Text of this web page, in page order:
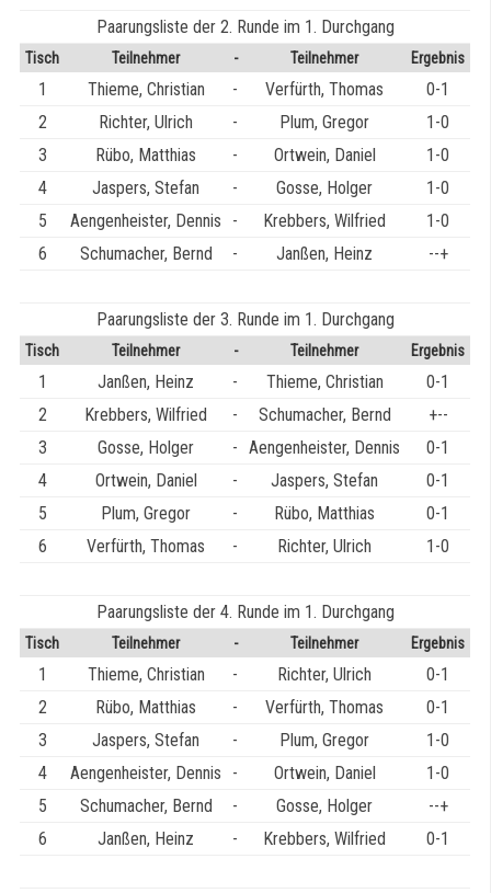
Paarungsliste der 2. Runde im 1. Durchgang
Tisch Teilnehmer - Teilnehmer Ergebnis
1 Thieme, Christian - Verfürth, Thomas
0-1
2
Richter, Ulrich - Plum, Gregor
1-0
3
Rübo, Matthias - Ortwein, Daniel
1-0
4
Jaspers, Stefan - Gosse, Holger
1-0
5
Aengenheister, Dennis - Krebbers, Wilfried
1-0
6
Schumacher, Bernd - Janßen, Heinz --+
Paarungsliste der 3. Runde im 1. Durchgang
Tisch Teilnehmer - Teilnehmer Ergebnis
1 Janßen, Heinz - Thieme, Christian
0-1
2
Krebbers, Wilfried - Schumacher, Bernd
+--
3
Gosse, Holger - Aengenheister, Dennis
0-1
4
Ortwein, Daniel - Jaspers, Stefan
0-1
5
Plum, Gregor - Rübo, Matthias
0-1
6
Verfürth, Thomas - Richter, Ulrich 1-0
Paarungsliste der 4. Runde im 1. Durchgang
Tisch Teilnehmer - Teilnehmer Ergebnis
1 Thieme, Christian - Richter, Ulrich
0-1
2
Rübo, Matthias - Verfürth, Thomas
0-1
3
Jaspers, Stefan - Plum, Gregor
1-0
4
Aengenheister, Dennis - Ortwein, Daniel
1-0
5
Schumacher, Bernd - Gosse, Holger
--+
6
Janßen, Heinz - Krebbers, Wilfried 0-1